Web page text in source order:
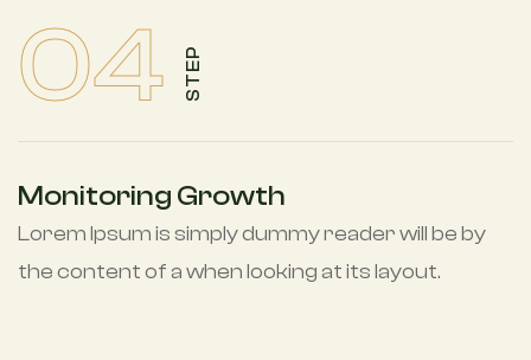
04 STEP
Monitoring Growth
Lorem Ipsum is simply dummy reader will be by
the content of a when looking at its layout.